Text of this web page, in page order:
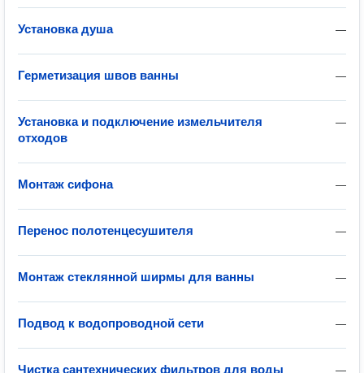
—
Установка душа
—
Герметизация швов ванны
—
Установка и подключение измельчителя
отходов
—
Монтаж сифона
—
Перенос полотенцесушителя
—
Монтаж стеклянной ширмы для ванны
—
Подвод к водопроводной сети
—
Чистка сантехнических фильтров для воды